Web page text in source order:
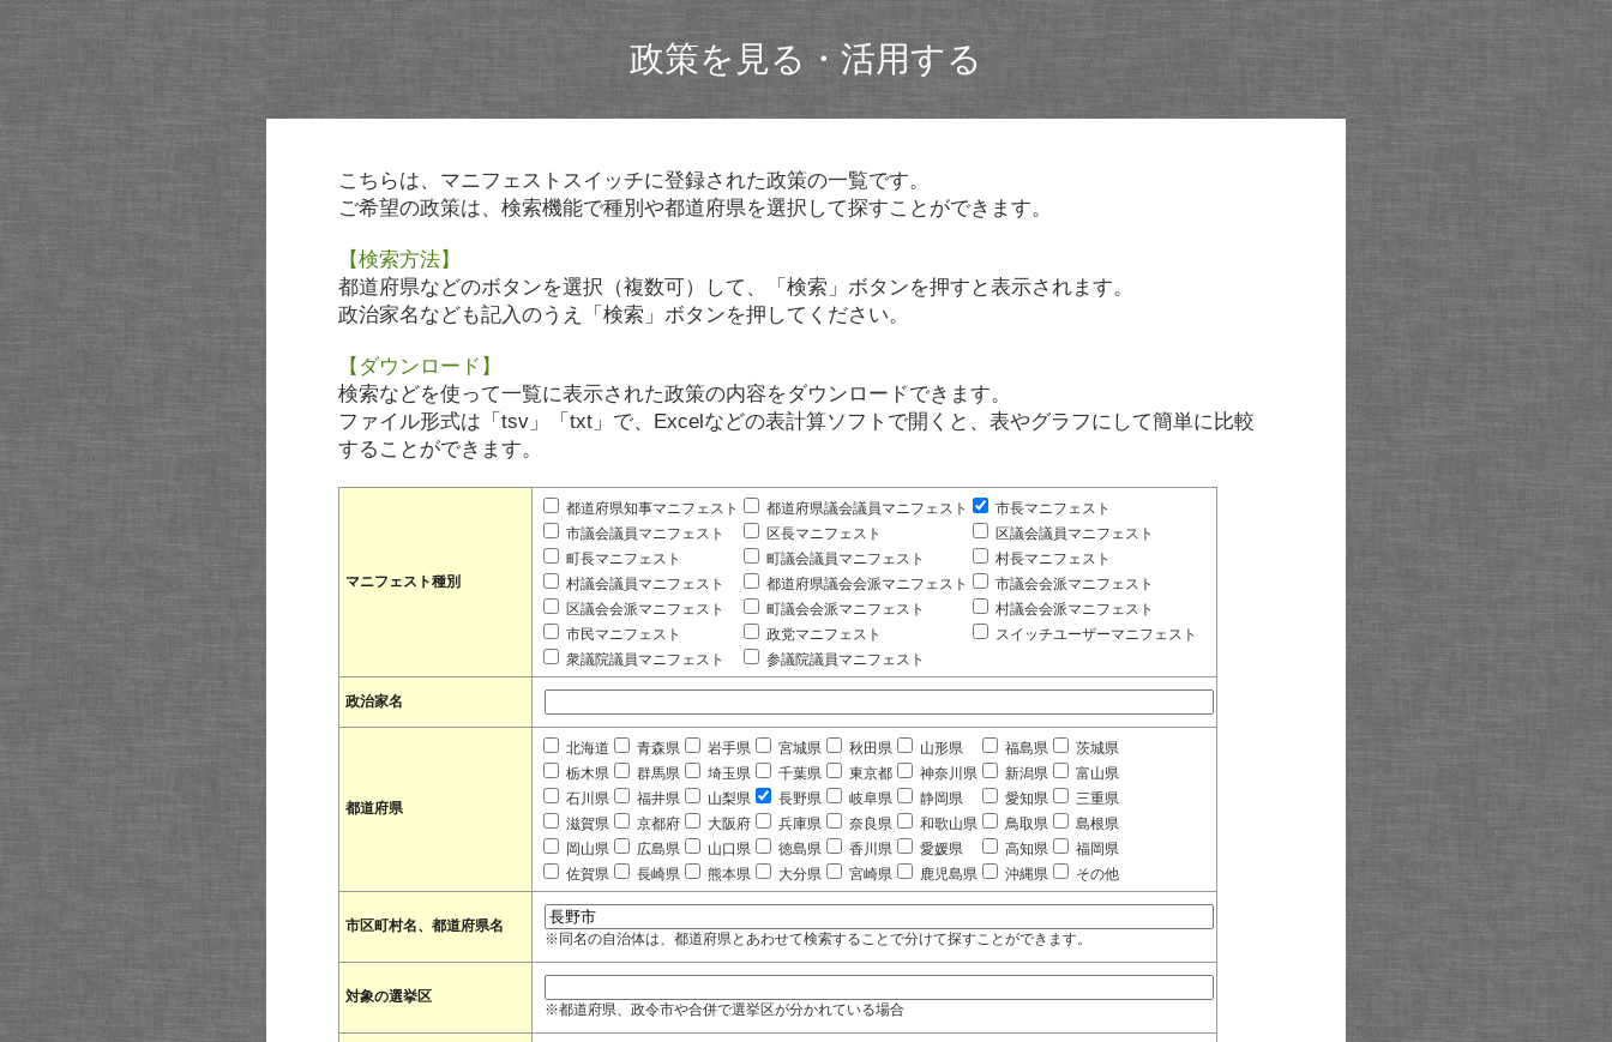
政策を見る・活用する
こちらは、マニフェストスイッチに登録された政策の一覧です。
ご希望の政策は、検索機能で種別や都道府県を選択して探すことができます。
【検索方法】
都道府県などのボタンを選択（複数可）して、「検索」ボタンを押すと表示されます。
政治家名なども記入のうえ「検索」ボタンを押してください。
【ダウンロード】
検索などを使って一覧に表示された政策の内容をダウンロードできます。
ファイル形式は「tsv」「txt」で、Excelなどの表計算ソフトで開くと、表やグラフにして簡単に比較
することができます。
マニフェスト種別
都道府県知事マニフェスト 都道府県議会議員マニフェスト
市長マニフェスト
市議会議員マニフェスト
区長マニフェスト
区議会議員マニフェスト
町長マニフェスト
町議会議員マニフェスト
村長マニフェスト
村議会議員マニフェスト
都道府県議会会派マニフェスト
市議会会派マニフェスト
区議会会派マニフェスト
町議会会派マニフェスト
村議会会派マニフェスト
市民マニフェスト
政党マニフェスト
スイッチユーザーマニフェスト
衆議院議員マニフェスト
参議院議員マニフェスト
政治家名
都道府県
北海道 青森県 岩手県 宮城県 秋田県 山形県 福島県
茨城県
栃木県
群馬県 埼玉県 千葉県 東京都 神奈川県 新潟県
富山県
石川県
福井県 山梨県 長野県 岐阜県 静岡県 愛知県
三重県
滋賀県
京都府 大阪府 兵庫県 奈良県 和歌山県 鳥取県
島根県
岡山県
広島県 山口県 徳島県 香川県 愛媛県 高知県
福岡県
佐賀県
長崎県 熊本県 大分県 宮崎県 鹿児島県 沖縄県 その他
市区町村名、都道府県名
※同名の自治体は、都道府県とあわせて検索することで分けて探すことができます。
対象の選挙区
※都道府県、政令市や合併で選挙区が分かれている場合